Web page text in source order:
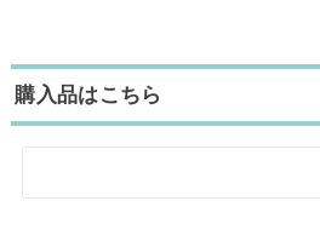
購入品はこちら